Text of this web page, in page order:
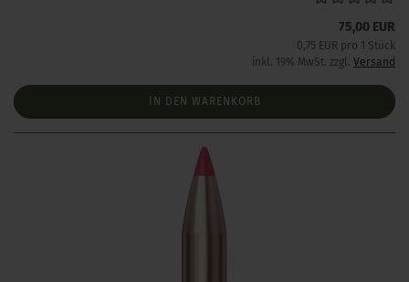
75,00 EUR
0,75 EUR pro 1 Stück
inkl. 19% MwSt. zzgl. Versand
IN DEN WARENKORB